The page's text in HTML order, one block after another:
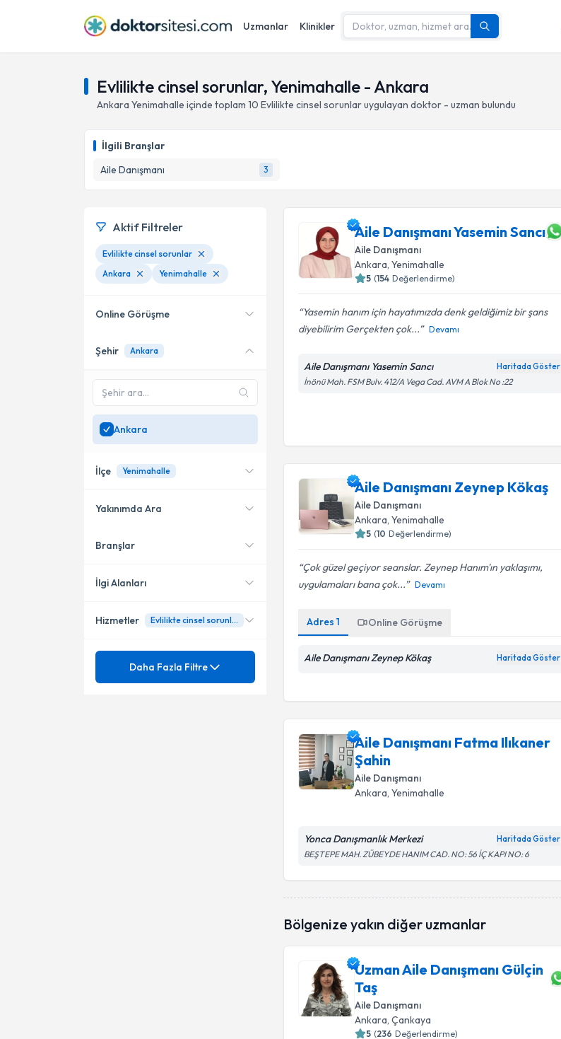
Uzmanlar Klinikler
Evlilikte cinsel sorunlar, Yenimahalle - Ankara
Ankara Yenimahalle içinde toplam 10 Evlilikte cinsel sorunlaruygulayan doktor - uzman bulundu
İlgili Branşlar
Aile Danışmanı
3
Aile Danışmanı Yasemin Sancı
Aile Danışmanı
Ankara, Yenimahalle
5 (154 Değerlendirme)
Yasemin hanım için hayatımızda denk geldiğimiz bir şans
diyebilirim Gerçekten çok...
Devamı
Aile Danışmanı Yasemin Sancı Haritada Göster
İnönü Mah. FSM Bulv. 412/A Vega Cad. AVM A Blok No :22
Aile Danışmanı Zeynep Kökaş
Aile Danışmanı
Ankara , Yenimahalle
5 (10 Değerlendirme)
Çok güzel geçiyor seanslar. Zeynep Hanım'ın yaklaşımı,
uygulamaları bana çok...
Devamı
Adres1 Online Görüşme
Aile Danışmanı Zeynep Kökaş Haritada Göster
Aile Danışmanı Fatma Ilıkaner
Şahin
Aile Danışmanı
Ankara, Yenimahalle
Yonca Danışmanlık Merkezi Haritada Göster
BEŞTEPE MAH. ZÜBEYDE HANIM CAD. NO: 56 İÇ KAPI NO: 6
Bölgenize yakın diğer uzmanlar
Uzman Aile Danışmanı Gülçin
Taş
Aile Danışmanı
Ankara, Çankaya
5 (236 Değerlendirme)
Aktif Filtreler
Evlilikte cinsel sorunlar
Ankara
Yenimahalle
Online Görüşme
Online danışmanlık sunan
SadeceAnkara
uzman ara
Şehir Ankara
Ankara
İlçe Yenimahalle
Çankaya
Yenimahalle
Yakınımda Ara
Konumuma yakın uzmanları
Branşlar
Aile Danışmanı
İlgi Alanları
Aile Danışmanlığı
Hizmetler Evlilikte cinsel sorunlar
Mezuniyet
Daha Fazla Filtre